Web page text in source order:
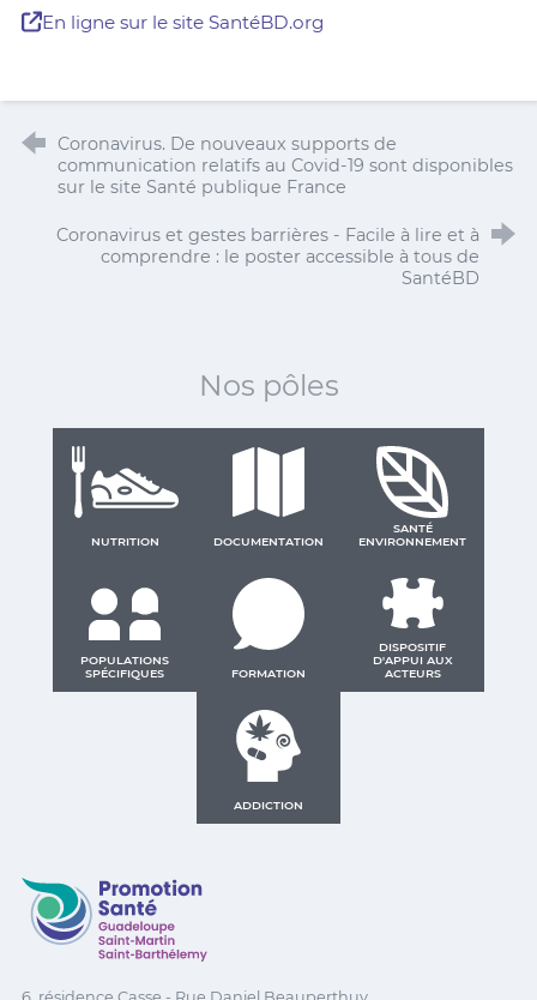
En ligne sur le site SantéBD.org
Coronavirus. De nouveaux supports de
communication relatifs au Covid-19 sont disponibles
sur le site Santé publique France
Coronavirus et gestes barrières - Facile à lire et à
comprendre : le poster accessible à tous de
SantéBD
Nos pôles
NUTRITION DOCUMENTATION
SANTÉ
ENVIRONNEMENT
POPULATIONS
SPÉCIFIQUES
FORMATION
DISPOSITIF
D'APPUI AUX
ACTEURS
ADDICTION
Promotion Santé Guadeloupe, Saint-Martin, Saint